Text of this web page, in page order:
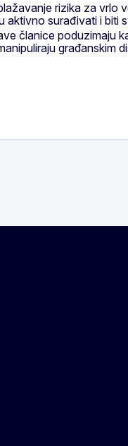
rizika za vrlo
surađivati i biti
članice poduzimaju
građanskim